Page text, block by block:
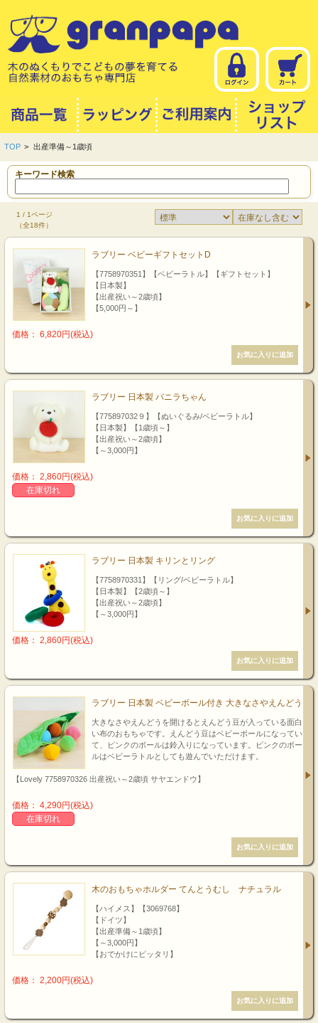
TOP > 出産準備～1歳頃
キーワード検索
1 / 1ページ
（全18件）
ラブリー ベビーギフトセットD
【7758970351】【ベビーラトル】【ギフトセット】
【日本製】
【出産祝い～2歳頃】
【5,000円～】
価格： 6,820円(税込)
ラブリー 日本製 バニラちゃん
【775897032９】【ぬいぐるみ/ベビーラトル】
【日本製】【1歳頃～】
【出産祝い～2歳頃】
【～3,000円】
価格： 2,860円(税込)
在庫切れ
ラブリー 日本製 キリンとリング
【7758970331】【リング/ベビーラトル】
【日本製】【2歳頃～】
【出産祝い～2歳頃】
【～3,000円】
価格： 2,860円(税込)
ラブリー 日本製 ベビーボール付き 大きなさやえんどう
大きなさやえんどうを開けるとえんどう豆が入っている面白
い布のおもちゃです。えんどう豆はベビーボールになってい
て、ピンクのボールは鈴入りになっています。ピンクのボー
ルはベビーラトルとしても遊んでいただけます。
【Lovely 7758970326 出産祝い～2歳頃 サヤエンドウ】
価格： 4,290円(税込)
在庫切れ
木のおもちゃホルダー てんとうむし ナチュラル
【ハイメス】【3069768】
【ドイツ】
【出産準備～1歳頃】
【～3,000円】
【おでかけにピッタリ】
価格： 2,200円(税込)